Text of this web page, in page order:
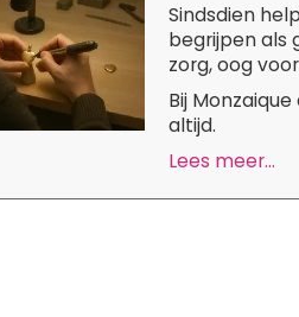
Sindsdien
begrijpen als
zorg, oog
Bij
altijd.
Lees meer...